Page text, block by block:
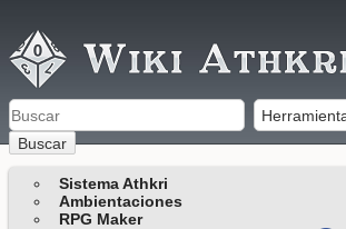
Buscar
Sistema Athkri
Ambientaciones
RPG Maker